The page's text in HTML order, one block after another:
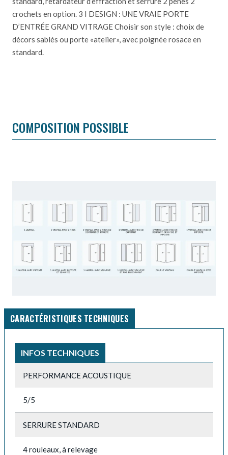
crochets en option. 3 I DESIGN : UNE VRAIE PORTE
D’ENTRÉE GRAND VITRAGE Choisir son style : choix de
décors sablés ou porte «atelier», avec poignée rosace en
standard.
COMPOSITION POSSIBLE
CARACTÉRISTIQUES TECHNIQUES
INFOS TECHNIQUES
PERFORMANCE ACOUSTIQUE
5/5
SERRURE STANDARD
4 rouleaux, à relevage